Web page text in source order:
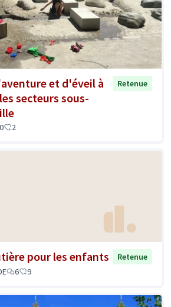
et d'éveil à
secteurs sous-
Retenue
0 2
pour les enfants
Retenue
6 9